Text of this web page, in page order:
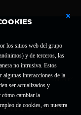
los sitios web del grupo
y de terceros, las
no intrusiva. Estos
algunas interacciones de la
ser actualizados y
cómo cambiar la
de cookies, en nuestra
Cultura y Deporte con el nº
Declaración de accesibilidad